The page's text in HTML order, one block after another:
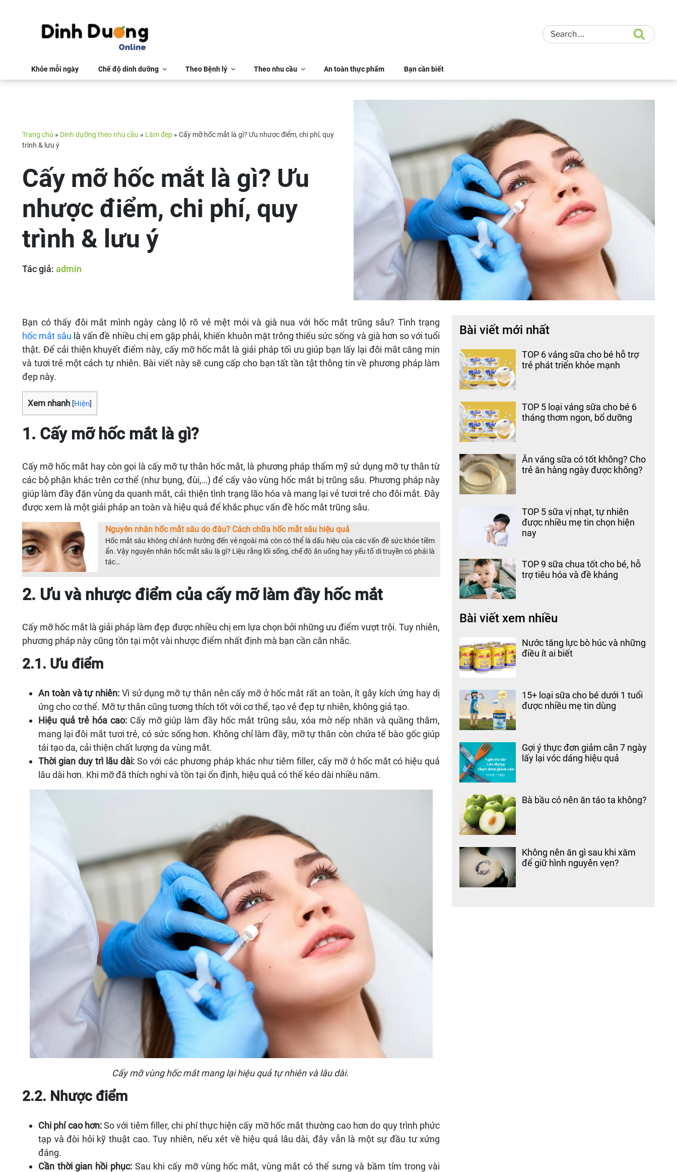
Khỏe mỗi ngày Chế độ dinh dưỡng Theo Bệnh lý Theo nhu cầu An toàn thực phẩm Bạn cần biết
Trang chủ » Dinh dưỡng theo nhu cầu » Làm đẹp » Cấy mỡ hốc mắt là gì? Ưu nhược điểm, chi phí, quy
trình & lưu ý
Cấy mỡ hốc mắt là gì? Ưu
nhược điểm, chi phí, quy
trình & lưu ý
Tác giả: admin
Bạn có thấy đôi mắt mình ngày càng lộ rõ vẻ mệt mỏi và già nua với hốc mắt trũng sâu? Tình trạng
hốc mắt sâu là vấn đề nhiều chị em gặp phải, khiến khuôn mặt trông thiếu sức sống và già hơn so với tuổi
thật. Để cải thiện khuyết điểm này, cấy mỡ hốc mắt là giải pháp tối ưu giúp bạn lấy lại đôi mắt căng mịn
và tươi trẻ một cách tự nhiên. Bài viết này sẽ cung cấp cho bạn tất tần tật thông tin về phương pháp làm
đẹp này.
Xem nhanh Hiện
1. Cấy mỡ hốc mắt là gì?
Cấy mỡ hốc mắt hay còn gọi là cấy mỡ tự thân hốc mắt, là phương pháp thẩm mỹ sử dụng mỡ tự thân từ
các bộ phận khác trên cơ thể (như bụng, đùi,…) để cấy vào vùng hốc mắt bị trũng sâu. Phương pháp này
giúp làm đầy đặn vùng da quanh mắt, cải thiện tình trạng lão hóa và mang lại vẻ tươi trẻ cho đôi mắt. Đây
được xem là một giải pháp an toàn và hiệu quả để khắc phục vấn đề hốc mắt trũng sâu.
Nguyên nhân hốc mắt sâu do đâu? Cách chữa hốc mắt sâu hiệu quả
Hốc mắt sâu không chỉ ảnh hưởng đến vẻ ngoài mà còn có thể là dấu hiệu của các vấn đề sức khỏe tiềm
ẩn. Vậy nguyên nhân hốc mắt sâu là gì? Liệu rằng lối sống, chế độ ăn uống hay yếu tố di truyền có phải là
tác…
2. Ưu và nhược điểm của cấy mỡ làm đầy hốc mắt
Cấy mỡ hốc mắt là giải pháp làm đẹp được nhiều chị em lựa chọn bởi những ưu điểm vượt trội. Tuy nhiên,
phương pháp này cũng tồn tại một vài nhược điểm nhất định mà bạn cần cân nhắc.
2.1. Ưu điểm
An toàn và tự nhiên: Vì sử dụng mỡ tự thân nên cấy mỡ ở hốc mắt rất an toàn, ít gây kích ứng hay dị
ứng cho cơ thể. Mỡ tự thân cũng tương thích tốt với cơ thể, tạo vẻ đẹp tự nhiên, không giả tạo.
Hiệu quả trẻ hóa cao:Cấy mỡ giúp làm đầy hốc mắt trũng sâu, xóa mờ nếp nhăn và quầng thâm,
mang lại đôi mắt tươi trẻ, có sức sống hơn. Không chỉ làm đầy, mỡ tự thân còn chứa tế bào gốc giúp
tái tạo da, cải thiện chất lượng da vùng mắt.
Thời gian duy trì lâu dài:So với các phương pháp khác như tiêm filler, cấy mỡ ở hốc mắt có hiệu quả
lâu dài hơn. Khi mỡ đã thích nghi và tồn tại ổn định, hiệu quả có thể kéo dài nhiều năm.
Cấy mỡ vùng hốc mắt mang lại hiệu quả tự nhiên và lâu dài.
2.2. Nhược điểm
Chi phí cao hơn:So với tiêm filler, chi phí thực hiện cấy mỡ hốc mắt thường cao hơn do quy trình phức
tạp và đòi hỏi kỹ thuật cao. Tuy nhiên, nếu xét về hiệu quả lâu dài, đây vẫn là một sự đầu tư xứng
đáng.
Cần thời gian hồi phục:Sau khi cấy mỡ vùng hốc mắt, vùng mắt có thể sưng và bầm tím trong vài
Bài viết mới nhất
TOP 6 váng sữa cho bé hỗ trợ
trẻ phát triển khỏe mạnh
TOP 5 loại váng sữa cho bé 6
tháng thơm ngon, bổ dưỡng
Ăn váng sữa có tốt không? Cho
trẻ ăn hàng ngày được không?
TOP 5 sữa vị nhạt, tự nhiên
được nhiều mẹ tin chọn hiện
nay
TOP 9 sữa chua tốt cho bé, hỗ
trợ tiêu hóa và đề kháng
Bài viết xem nhiều
Nước tăng lực bò húc và những
điều ít ai biết
15+ loại sữa cho bé dưới 1 tuổi
được nhiều mẹ tin dùng
Gợi ý thực đơn giảm cân 7 ngày
lấy lại vóc dáng hiệu quả
Bà bầu có nên ăn táo ta không?
Không nên ăn gì sau khi xăm
để giữ hình nguyên vẹn?